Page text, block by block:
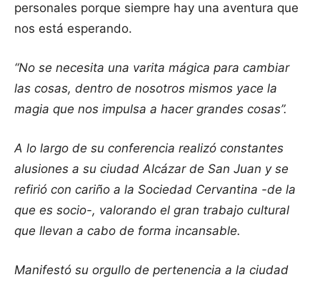
personales porque siempre hay una aventura que
nos está esperando.
“No se necesita una varita mágica para cambiar
las cosas, dentro de nosotros mismos yace la
magia que nos impulsa a hacer grandes cosas”.
A lo largo de su conferencia realizó constantes
alusiones a su ciudad Alcázar de San Juan y se
refirió con cariño a la Sociedad Cervantina -de la
que es socio-, valorando el gran trabajo cultural
que llevan a cabo de forma incansable.
Manifestó su orgullo de pertenencia a la ciudad